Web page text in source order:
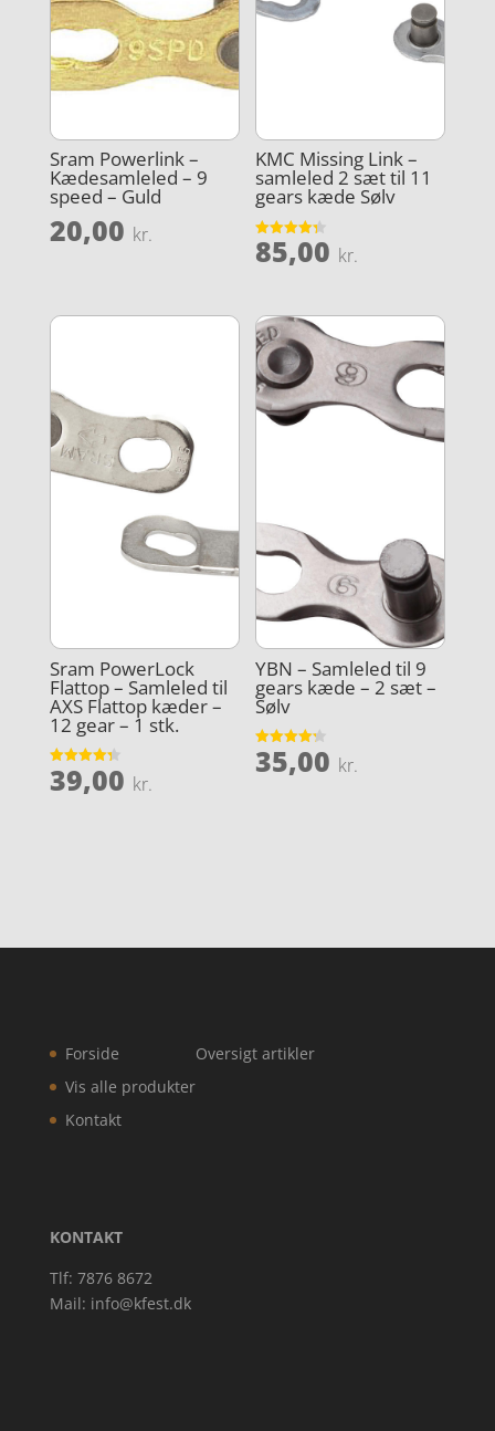
Sram Powerlink –
Kædesamleled – 9
speed – Guld
20,00 kr.
KMC Missing Link –
samleled 2 sæt til 11
gears kæde Sølv
Vurderet
4.3
85,00 kr.
Sram PowerLock
Flattop – Samleled til
AXS Flattop kæder –
12 gear – 1 stk.
Vurderet
4.3
39,00 kr.
YBN – Samleled til 9
gears kæde – 2 sæt –
Sølv
Vurderet
4.2
35,00 kr.
Forside
Vis alle produkter
Kontakt
Oversigt artikler
KONTAKT
Tlf: 7876 8672
Mail: info@kfest.dk